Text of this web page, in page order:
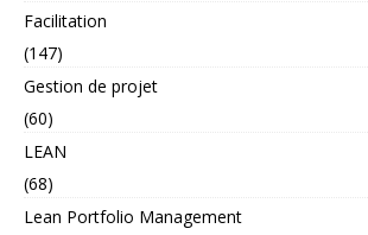
Facilitation
(147)
Gestion de projet
(60)
LEAN
(68)
Lean Portfolio Management